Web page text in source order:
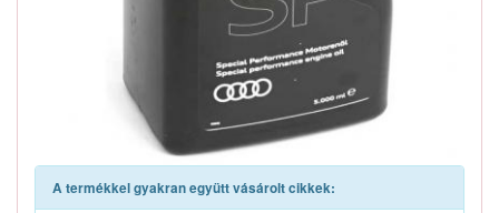
A termékkel gyakran együtt vásárolt cikkek: